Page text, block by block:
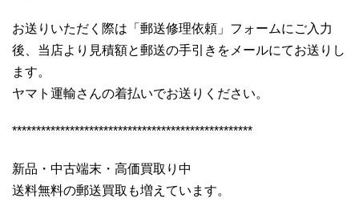
お送りいただく際は「郵送修理依頼」フォームにご入力
後、当店より見積額と郵送の手引きをメールにてお送りし
ます。
ヤマト運輸さんの着払いでお送りください。
**************************************************
新品・中古端末・高価買取り中
送料無料の郵送買取も増えています。